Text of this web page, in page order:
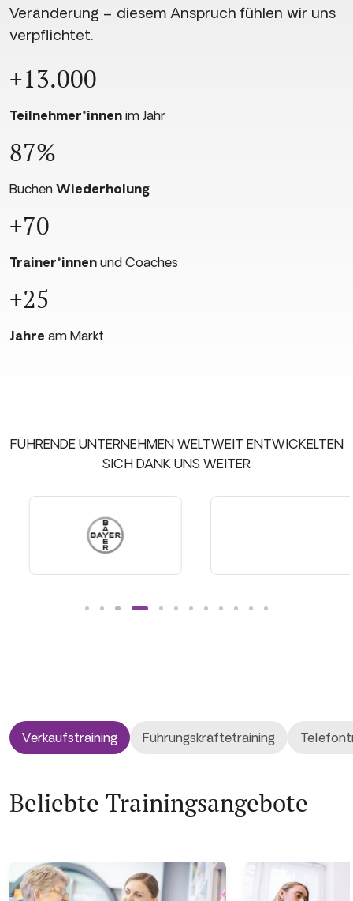
Veränderung – diesem Anspruch fühlen wir uns
verpflichtet.
+13.000
Teilnehmer*innen im Jahr
87%
Buchen Wiederholung
+70
Trainer*innen und Coaches
+25
Jahre am Markt
FÜHRENDE UNTERNEHMEN WELTWEIT ENTWICKELTEN
SICH DANK UNS WEITER
Verkaufstraining Führungskräftetraining
Beliebte Trainingsangebote